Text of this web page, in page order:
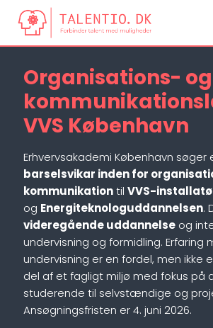
Organisations- og
VVS København
Erhvervsakademi København søger
barselsvikar inden for
kommunikationtil VVS-
og Energiteknologuddannelsen.
videregående uddannelse og
undervisning og formidling. Erfaring
undervisning er en fordel, men ikke
del af et fagligt miljø med fokus på
studerende til selvstændige og
Ansøgningsfristen er 4. juni 2026.